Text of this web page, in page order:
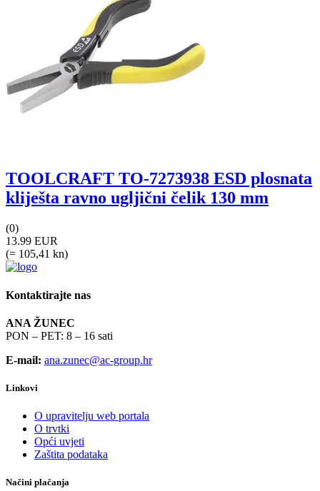
TOOLCRAFT TO-7273938 ESD plosnata
kliješta ravno ugljični čelik 130 mm
(0)
13.99 EUR
(= 105,41 kn)
Kontaktirajte nas
ANA ŽUNEC
PON – PET: 8 – 16 sati
E-mail: ana.zunec@ac-group.hr
Linkovi
O upravitelju web portala
O trvtki
Opći uvjeti
Zaštita podataka
Načini plačanja